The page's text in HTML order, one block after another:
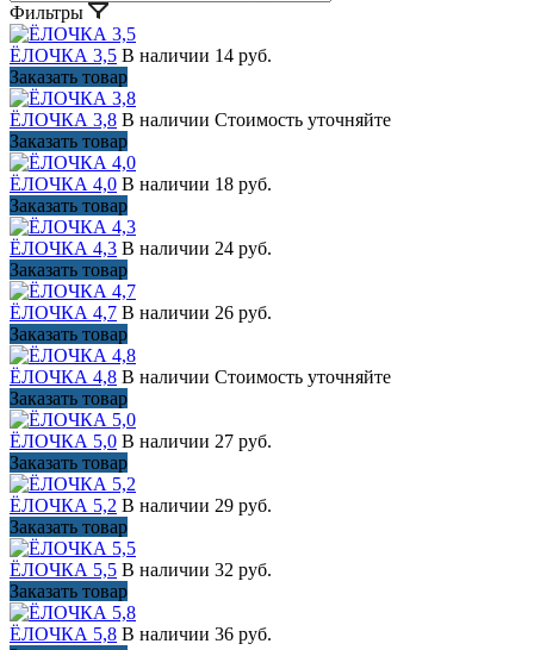
Фильтры
ЁЛОЧКА 3,5 В наличии 14 руб.
Заказать товар
ЁЛОЧКА 3,8 В наличии Стоимость уточняйте
Заказать товар
ЁЛОЧКА 4,0 В наличии 18 руб.
Заказать товар
ЁЛОЧКА 4,3 В наличии 24 руб.
Заказать товар
ЁЛОЧКА 4,7 В наличии 26 руб.
Заказать товар
ЁЛОЧКА 4,8 В наличии Стоимость уточняйте
Заказать товар
ЁЛОЧКА 5,0 В наличии 27 руб.
Заказать товар
ЁЛОЧКА 5,2 В наличии 29 руб.
Заказать товар
ЁЛОЧКА 5,5 В наличии 32 руб.
Заказать товар
ЁЛОЧКА 5,8 В наличии 36 руб.